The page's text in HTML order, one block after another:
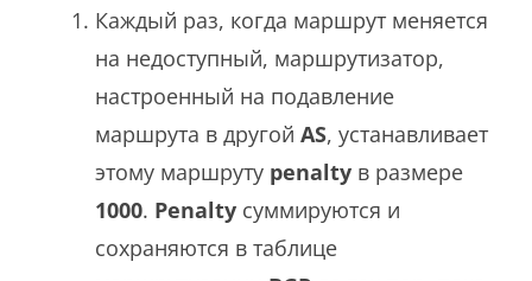
Каждый раз, когда маршрут меняется
на недоступный, маршрутизатор,
настроенный на подавление
маршрута в другой AS, устанавливает
этому маршруту penalty в размере
1000. Penalty суммируются и
сохраняются в таблице